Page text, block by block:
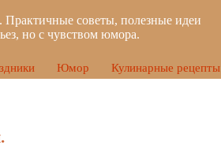
Практичные советы, полезные идеи
но с чувством юмора.
Юмор Кулинарные рецепты